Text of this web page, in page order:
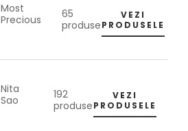
Most
Precious
65
produse
VEZI
PRODUSELE
Nita
Sao
192
produse
VEZI
PRODUSELE